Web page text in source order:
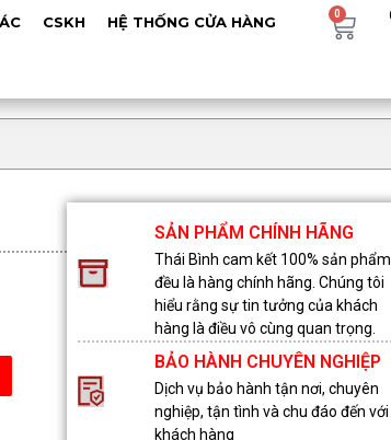
CSKH HỆ THỐNG CỬA HÀNG 0
SẢN PHẨM CHÍNH HÃNG
Thái Bình cam kết 100% sản phẩm
đều là hàng chính hãng. Chúng tôi
hiểu rằng sự tin tưởng của khách
hàng là điều vô cùng quan trọng.
BẢO HÀNH CHUYÊN NGHIỆP
Dịch vụ bảo hành tận nơi, chuyên
nghiệp, tận tình và chu đáo đến với
khách hàng